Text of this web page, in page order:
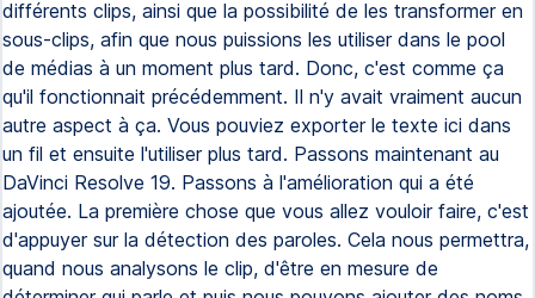
différents clips, ainsi que la possibilité de les transformer en
sous-clips, afin que nous puissions les utiliser dans le pool
de médias à un moment plus tard. Donc, c'est comme ça
qu'il fonctionnait précédemment. Il n'y avait vraiment aucun
autre aspect à ça. Vous pouviez exporter le texte ici dans
un fil et ensuite l'utiliser plus tard. Passons maintenant au
DaVinci Resolve 19. Passons à l'amélioration qui a été
ajoutée. La première chose que vous allez vouloir faire, c'est
d'appuyer sur la détection des paroles. Cela nous permettra,
quand nous analysons le clip, d'être en mesure de